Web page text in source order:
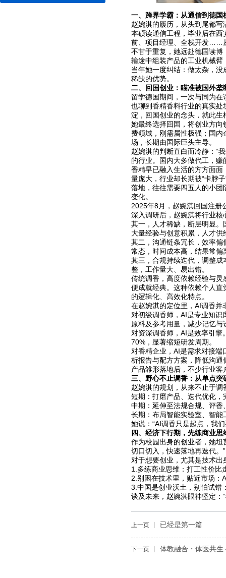
一、跨界学霸：从通信到德国
赵婉淇的履历，从头到尾都写
本硕读通信工程，毕业后在
前、项目经理、全栈开发……
不甘于重复，她远赴德国读
输途中组装产品的工业机械臂
当年她一度纠结：做太杂，
稀缺的优势。
二、回国创业：瞄准被国外
留学德国期间，一次与同为
也聊到香精香料行业的真实
淀，回国创业的念头，就此生
她最终选择回国，将创业方
费领域，刚需属性极强；国
场，长期由国际巨头主导。
赵婉淇的判断直白而冷静：“
的行业。国内大多做代工，赚
香精早已融入生活的方方面
量庞大，行业却长期被“卡脖
落地，往往需要四五人的小
变化。
2025年8月，赵婉淇回国注册
深入调研后，赵婉淇将行业
其一，人才稀缺，断层明显
大量经验与创意积累，人才
其二，沟通链条冗长，效率
常态，时间成本高，结果常偏
其三，合规持续迭代，调整
整，工作量大、易出错。
传统调香，高度依赖经验与
便成就经典。这种依赖个人
的逻辑化、高效化特点。
在赵婉淇的定位里，AI调香并
对初级调香师，AI是专业知
原料及参考用量，减少记忆与
对资深调香师，AI是效率引
70%，显著缩短研发周期。
对香精企业，AI是需求对接
析报告与配方方案，降低沟通
产品雏形落地后，不少行业
三、野心不止调香：从单点
赵婉淇的规划，从来不止于调
短期：打磨产品、迭代优化，
中期：延伸至法规合规、评
长期：布局智能实验室、智
她说：“AI调香只是起点，我
四、经济下行期，先练商业思
作为校园出身的创业者，她
切口切入，快速落地再迭代。”
对于想要创业，尤其是技术
1.多练商业思维：打工性价比
2.别困在技术里，贴近市场：
3.中国是创业沃土，别怕试错
谈及未来，赵婉淇眼神坚定：
上一页 已经是第一篇
下一页 体教融合・体医共